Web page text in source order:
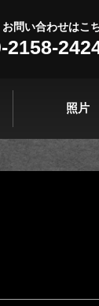
問い合わせはこ
2158-
照片